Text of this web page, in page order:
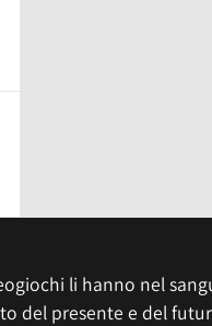
li hanno nel
presente e del